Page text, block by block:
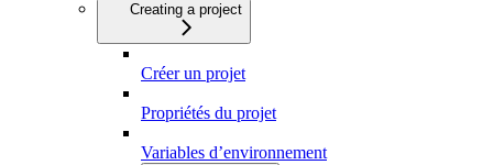
Creating a project
Créer un projet
Propriétés du projet
Variables d’environnement